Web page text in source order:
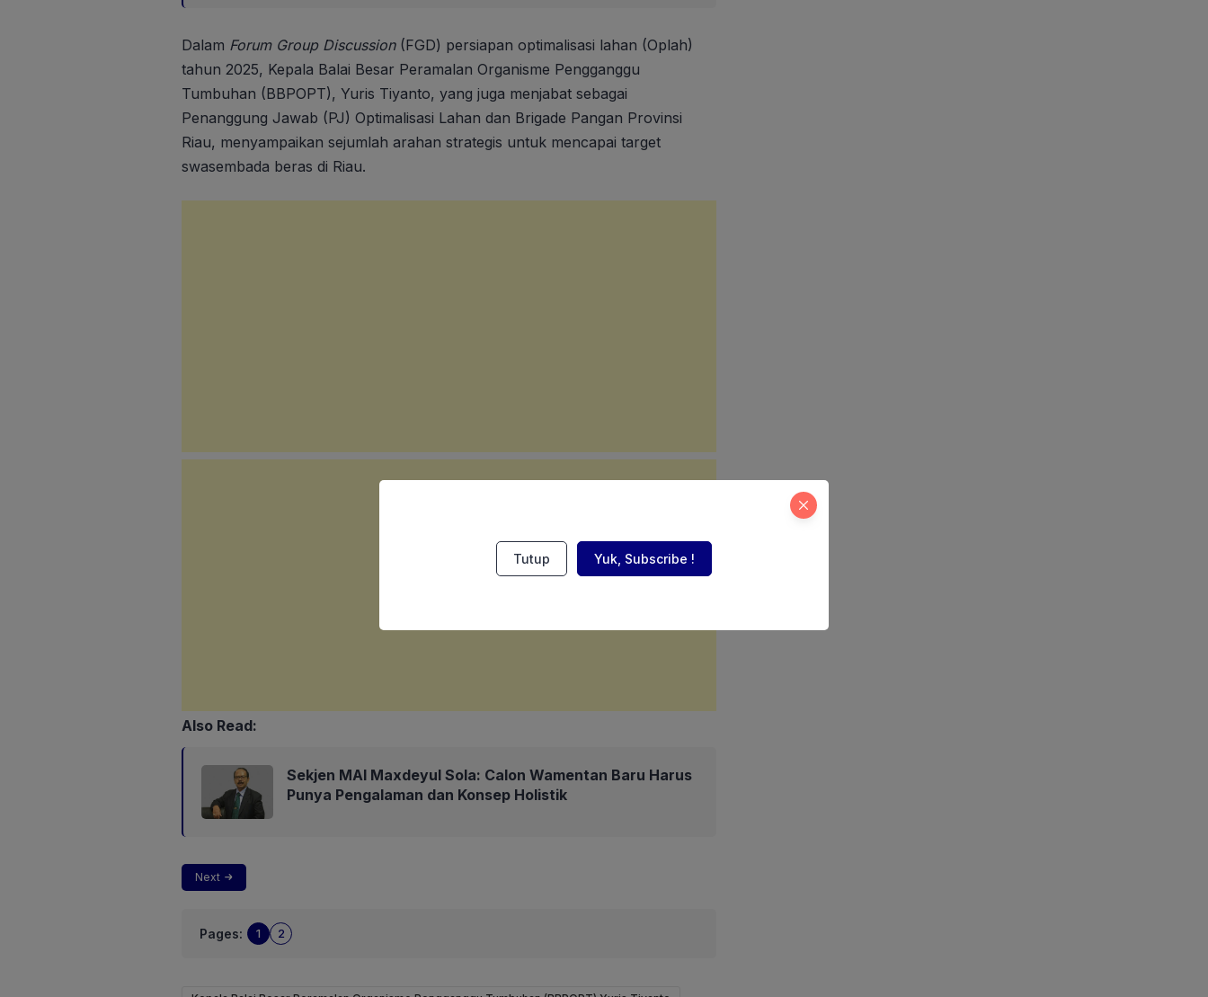
Dalam Forum Group Discussion(FGD) persiapan optimalisasi lahan (Oplah)
tahun 2025, Kepala Balai Besar Peramalan Organisme Pengganggu
Tumbuhan (BBPOPT), Yuris Tiyanto, yang juga menjabat sebagai
Penanggung Jawab (PJ) Optimalisasi Lahan dan Brigade Pangan Provinsi
Riau, menyampaikan sejumlah arahan strategis untuk mencapai target
swasembada beras di Riau.
Also Read:
Sekjen MAI Maxdeyul Sola: Calon Wamentan Baru Harus
Punya Pengalaman dan Konsep Holistik
Next
Pages: 1 2
Tutup Yuk, Subscribe !